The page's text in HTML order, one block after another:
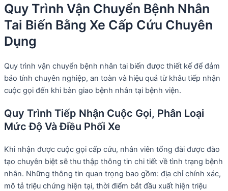
Quy Trình Vận Chuyển Bệnh Nhân
Tai Biến Bằng Xe Cấp Cứu Chuyên
Dụng
Quy trình vận chuyển bệnh nhân tai biến được thiết kế để đảm
bảo tính chuyên nghiệp, an toàn và hiệu quả từ khâu tiếp nhận
cuộc gọi đến khi bàn giao bệnh nhân tại bệnh viện.
Quy Trình Tiếp Nhận Cuộc Gọi, Phân Loại
Mức Độ Và Điều Phối Xe
Khi nhận được cuộc gọi cấp cứu, nhân viên tổng đài được đào
tạo chuyên biệt sẽ thu thập thông tin chi tiết về tình trạng bệnh
nhân. Những thông tin quan trọng bao gồm: địa chỉ chính xác,
mô tả triệu chứng hiện tại, thời điểm bắt đầu xuất hiện triệu